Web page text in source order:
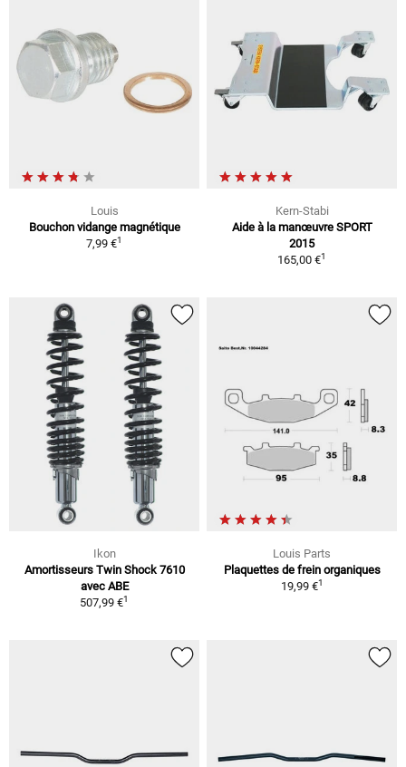
Louis
Bouchon vidange magnétique
7,99 €1
Kern-Stabi
Aide à la manœuvre SPORT
2015
165,00 €1
Ikon
Amortisseurs Twin Shock 7610
avec ABE
507,99 €1
Louis Parts
Plaquettes de frein organiques
19,99 €1